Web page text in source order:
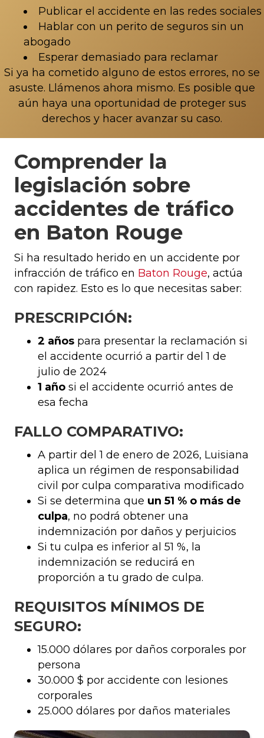
Publicar el accidente en las redes sociales
Hablar con un perito de seguros sin un
abogado
Esperar demasiado para reclamar
Si ya ha cometido alguno de estos errores, no se
asuste. Llámenos ahora mismo. Es posible que
aún haya una oportunidad de proteger sus
derechos y hacer avanzar su caso.
Comprender la
legislación sobre
accidentes de tráfico
en Baton Rouge
Si ha resultado herido en un accidente por
infracción de tráfico en Baton Rouge, actúa
con rapidez. Esto es lo que necesitas saber:
PRESCRIPCIÓN:
2 años para presentar la reclamación si
el accidente ocurrió a partir del 1 de
julio de 2024
1 año si el accidente ocurrió antes de
esa fecha
FALLO COMPARATIVO:
A partir del 1 de enero de 2026, Luisiana
aplica un régimen de responsabilidad
civil por culpa comparativa modificado
Si se determina que un 51 % o más de
culpa, no podrá obtener una
indemnización por daños y perjuicios
Si tu culpa es inferior al 51 %, la
indemnización se reducirá en
proporción a tu grado de culpa.
REQUISITOS MÍNIMOS DE
SEGURO:
15.000 dólares por daños corporales por
persona
30.000 $ por accidente con lesiones
corporales
25.000 dólares por daños materiales